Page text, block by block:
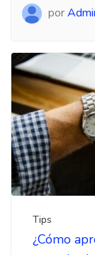
por
Tips
¿Cómo